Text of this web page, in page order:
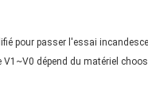
pour passer l'essai
dépend du matériel